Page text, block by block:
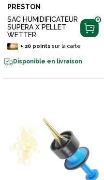
PRESTON
SAC HUMIDIFICATEUR
SUPERA X PELLET
WETTER
+ 20pointssur la carte
Disponible en livraison